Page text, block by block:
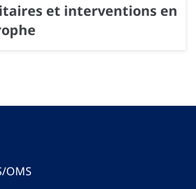
et interventions en
OMS